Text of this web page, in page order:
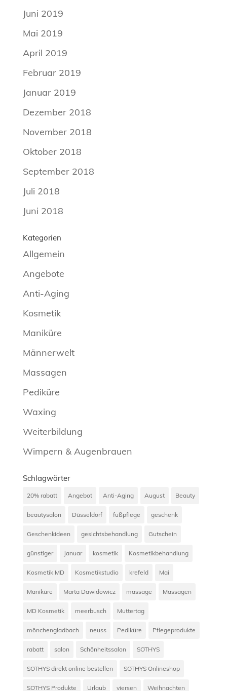
Juni 2019
Mai 2019
April 2019
Februar 2019
Januar 2019
Dezember 2018
November 2018
Oktober 2018
September 2018
Juli 2018
Juni 2018
Kategorien
Allgemein
Angebote
Anti-Aging
Kosmetik
Maniküre
Männerwelt
Massagen
Pediküre
Waxing
Weiterbildung
Wimpern & Augenbrauen
Schlagwörter
20% rabatt Angebot Anti-Aging August Beauty
beautysalon Düsseldorf fußpflege geschenk
Geschenkideen gesichtsbehandlung Gutschein
günstiger Januar kosmetik Kosmetikbehandlung
Kosmetik MD Kosmetikstudio krefeld Mai
Maniküre Marta Dawidowicz massage Massagen
MD Kosmetik meerbusch Muttertag
mönchengladbach neuss Pediküre Pflegeprodukte
rabatt salon Schönheitssalon SOTHYS
SOTHYS direkt online bestellen SOTHYS Onlineshop
SOTHYS Produkte Urlaub viersen Weihnachten